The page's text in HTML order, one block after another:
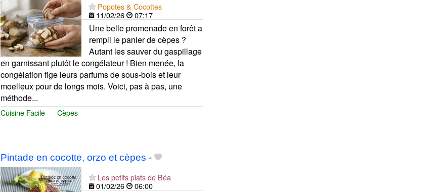
Popotes & Cocottes
11/02/26
07:17
Une belle promenade en forêt a
rempli le panier de cèpes ?
Autant les sauver du gaspillage
en garnissant plutôt le congélateur ! Bien menée, la
congélation fige leurs parfums de sous-bois et leur
moelleux pour de longs mois. Voici, pas à pas, une
méthode...
Cuisine Facile Cèpes
Pintade en cocotte, orzo et cèpes -
Les petits plats de Béa
01/02/26
06:00